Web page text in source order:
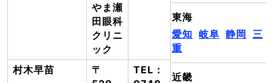
やま瀬
田眼科
クリニ
ック
村木早苗
〒
TEL：
東海
愛知 岐阜 静岡
三
重
近畿